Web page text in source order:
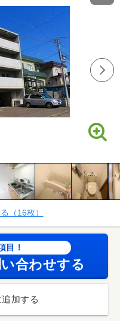
（16枚）
目！
合わせする
加する